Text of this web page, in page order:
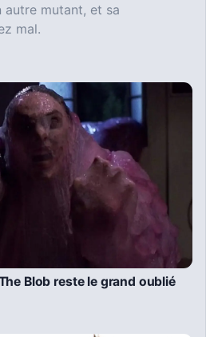
autre mutant, et sa
mal.
Blob reste le grand oublié